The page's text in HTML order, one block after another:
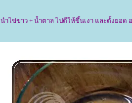
นำไข่ขาว + น้ำตาล ไปตีให้ขึ้นเงา และตั้งยอด